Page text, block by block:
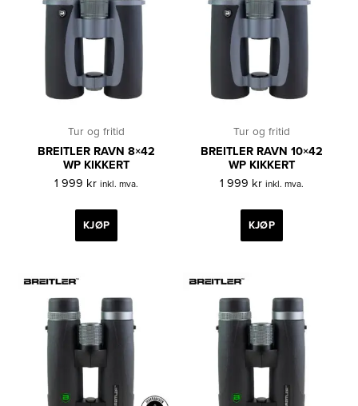
Tur og fritid
BREITLER RAVN 8×42
WP KIKKERT
1 999 kr inkl. mva.
KJØP
Tur og fritid
BREITLER RAVN 10×42
WP KIKKERT
1 999 kr inkl. mva.
KJØP